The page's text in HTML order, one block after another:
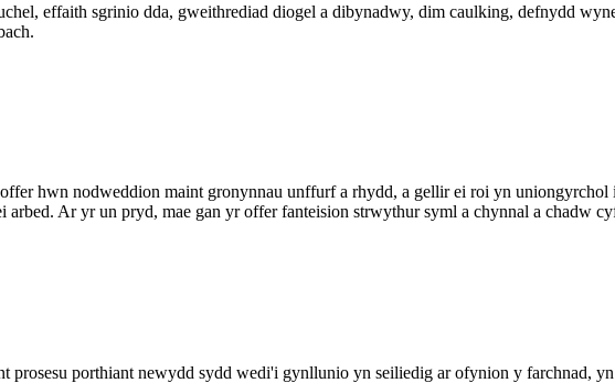
effaith sgrinio dda, gweithrediad diogel a dibynadwy, dim caulking, defnydd
hwn nodweddion maint gronynnau unffurf a rhydd, a gellir ei roi yn
arbed. Ar yr un pryd, mae gan yr offer fanteision strwythur syml a chynnal a chadw
prosesu porthiant newydd sydd wedi'i gynllunio yn seiliedig ar ofynion y farchnad,